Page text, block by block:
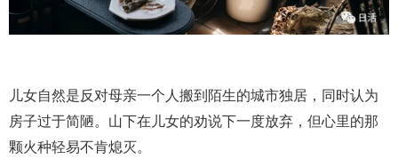
儿女自然是反对母亲一个人搬到陌生的城市独居，同时认为
房子过于简陋。山下在儿女的劝说下一度放弃，但心里的那
颗火种轻易不肯熄灭。